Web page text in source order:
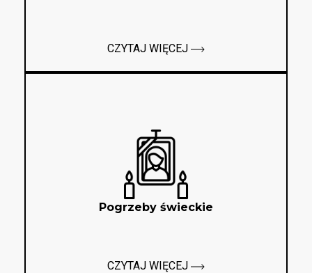
CZYTAJ WIĘCEJ
Pogrzeby świeckie
CZYTAJ WIĘCEJ